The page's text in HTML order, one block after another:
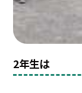
2年生は